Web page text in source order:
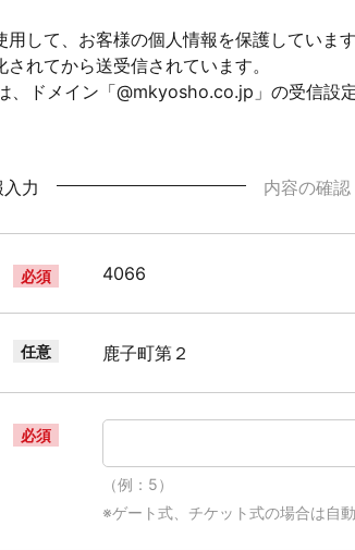
して、お客様の個人情報を保護しています
れてから送受信されています。
、ドメイン「@mkyosho.co.jp」の受信設
力 内容の確認
必須 4066
任意 鹿子町第２
必須
（例：5）
※ゲート式、チケット式の場合は自